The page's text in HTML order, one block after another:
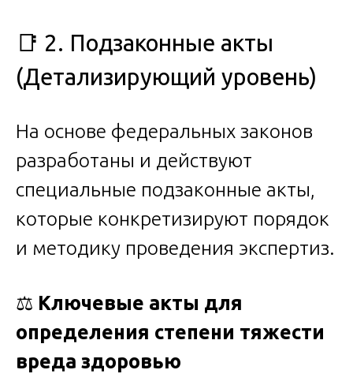
📑 2. Подзаконные акты
(Детализирующий уровень)
На основе федеральных законов
разработаны и действуют
специальные подзаконные акты,
которые конкретизируют порядок
и методику проведения экспертиз.
⚖️ Ключевые акты для
определения степени тяжести
вреда здоровью